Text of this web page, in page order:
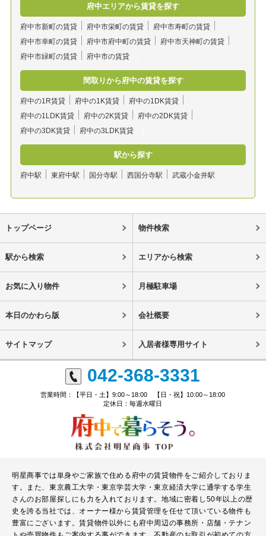
府中エリアから賃貸を探す
府中市新町の賃貸 府中市栄町の賃貸
府中市寿町の賃貸
府中市幸町の賃貸
府中市府中町の賃貸
府中市天神町の賃貸
府中市緑町の賃貸
府中市の賃貸
間取りから府中の賃貸を探す
府中の1R賃貸 府中の1K賃貸
府中の1DK賃貸
府中の1LDK賃貸
府中の2K賃貸
府中の2DK賃貸
府中の3DK賃貸
府中の3LDK賃貸
駅から探す
府中駅 東府中駅 国分寺駅 西国分寺駅 武蔵小金井駅
トップページ 物件検索
駅から検索 エリアから検索
お気に入り物件 月極駐車場
本日のかわら版 会社概要
サイトマップ 入居者様専用サイト
042-368-3331
営業時間：【平日・土】9:00～18:00 【日・祝】10:00～18:00
定休日：毎週水曜日
明星商事では単身やご家族で住める府中の賃貸物件をご紹介しておりま
す。また、東京農工大学・東京学芸大学・東京経済大学に通学する学生
さんのお部屋探しにも力を入れております。地域に密着し50年以上の歴
史を誇る当社では、オーナー様から賃貸管理を任せて頂いている物件も
豊富にございます。賃貸物件以外にも府中周辺の事務所・店舗・テナン